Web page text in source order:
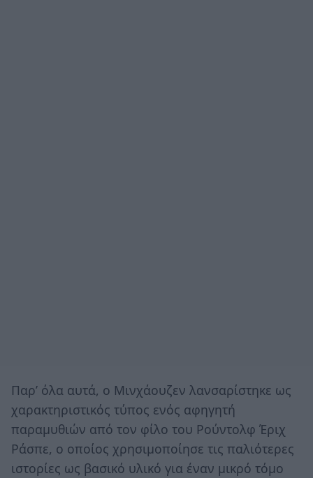
Παρ’ όλα αυτά, ο Μινχάουζεν λανσαρίστηκε ως
χαρακτηριστικός τύπος ενός αφηγητή
παραμυθιών από τον φίλο του Ρούντολφ Έριχ
Ράσπε, ο οποίος χρησιμοποίησε τις παλιότερες
ιστο­ρίες ως βασικό υλικό για έναν μικρό τόμο